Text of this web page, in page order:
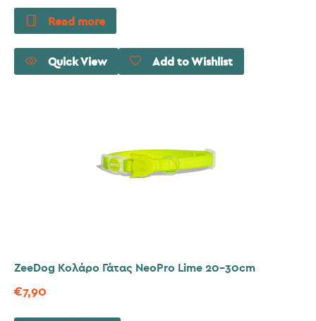
Read more
Quick View Add to Wishlist
ZeeDog Κολάρο Γάτας NeoPro Lime 20-30cm
€7,90